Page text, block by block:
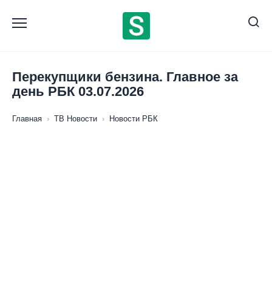
содержанию
Перекупщики бензина. Главное за
день РБК 03.07.2026
Главная › ТВ Новости › Новости РБК